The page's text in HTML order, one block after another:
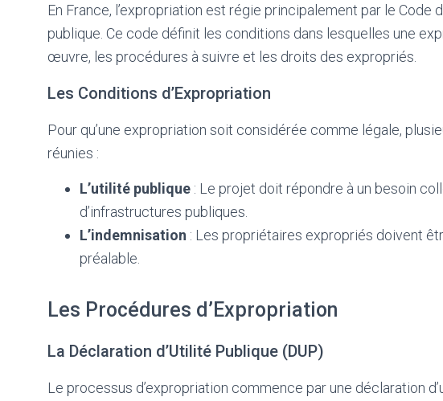
En France, l’expropriation est régie principalement par le Code
publique. Ce code définit les conditions dans lesquelles une
œuvre, les procédures à suivre et les droits des expropriés.
Les Conditions d’Expropriation
Pour qu’une expropriation soit considérée comme légale,
réunies :
L’utilité publique : Le projet doit répondre à un besoin
d’infrastructures publiques.
L’indemnisation : Les propriétaires expropriés doivent
préalable.
Les Procédures d’Expropriation
La Déclaration d’Utilité Publique (DUP)
Le processus d’expropriation commence par une déclaration